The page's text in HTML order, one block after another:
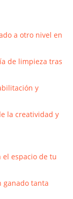
a otro nivel en
de limpieza tras
y
la creatividad y
el espacio de tu
ganado tanta